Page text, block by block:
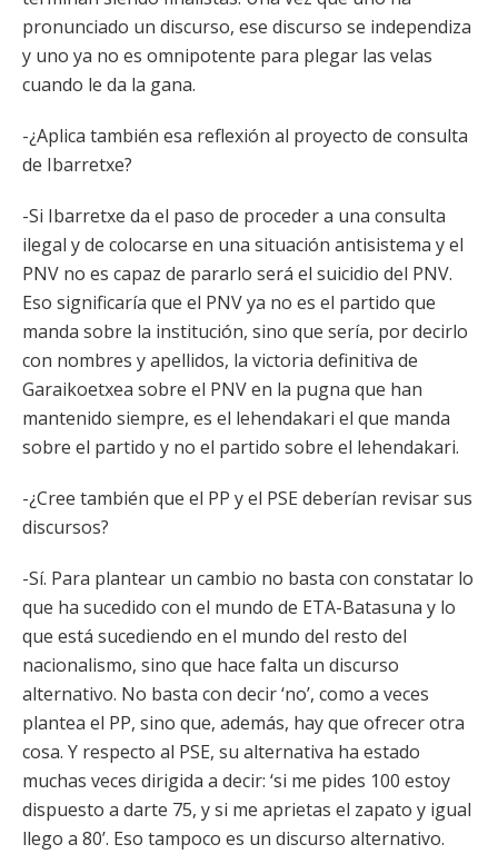
pronunciado un discurso, ese discurso se independiza
y uno ya no es omnipotente para plegar las velas
cuando le da la gana.
-¿Aplica también esa reflexión al proyecto de consulta
de Ibarretxe?
-Si Ibarretxe da el paso de proceder a una consulta
ilegal y de colocarse en una situación antisistema y el
PNV no es capaz de pararlo será el suicidio del PNV.
Eso significaría que el PNV ya no es el partido que
manda sobre la institución, sino que sería, por decirlo
con nombres y apellidos, la victoria definitiva de
Garaikoetxea sobre el PNV en la pugna que han
mantenido siempre, es el lehendakari el que manda
sobre el partido y no el partido sobre el lehendakari.
-¿Cree también que el PP y el PSE deberían revisar sus
discursos?
-Sí. Para plantear un cambio no basta con constatar lo
que ha sucedido con el mundo de ETA-Batasuna y lo
que está sucediendo en el mundo del resto del
nacionalismo, sino que hace falta un discurso
alternativo. No basta con decir ‘no’, como a veces
plantea el PP, sino que, además, hay que ofrecer otra
cosa. Y respecto al PSE, su alternativa ha estado
muchas veces dirigida a decir: ‘si me pides 100 estoy
dispuesto a darte 75, y si me aprietas el zapato y igual
llego a 80’. Eso tampoco es un discurso alternativo.